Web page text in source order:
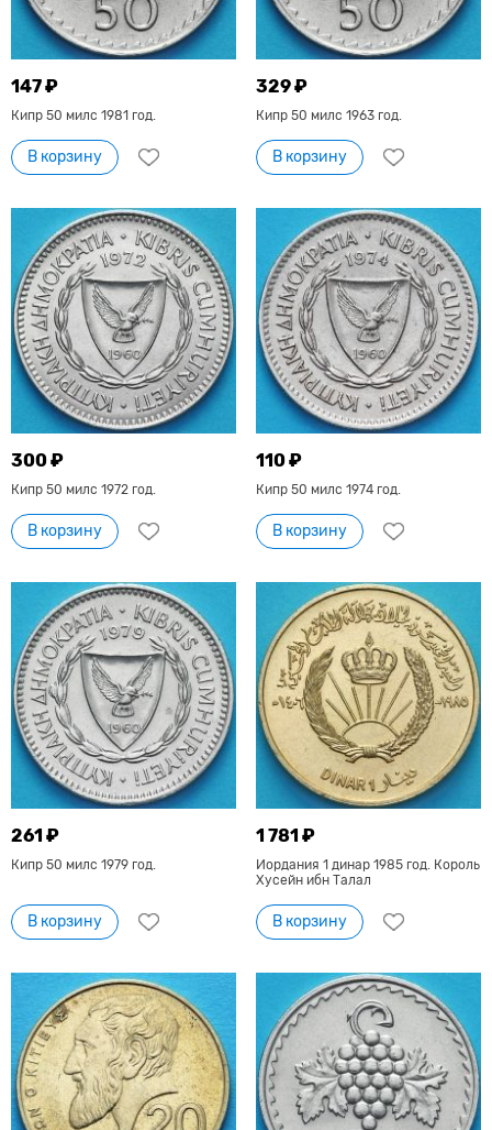
147 ₽
Кипр 50 милс 1981 год.
В корзину
329 ₽
Кипр 50 милс 1963 год.
В корзину
300 ₽
Кипр 50 милс 1972 год.
В корзину
110 ₽
Кипр 50 милс 1974 год.
В корзину
261 ₽
Кипр 50 милс 1979 год.
В корзину
1 781 ₽
Иордания 1 динар 1985 год. Король
Хусейн ибн Талал
В корзину